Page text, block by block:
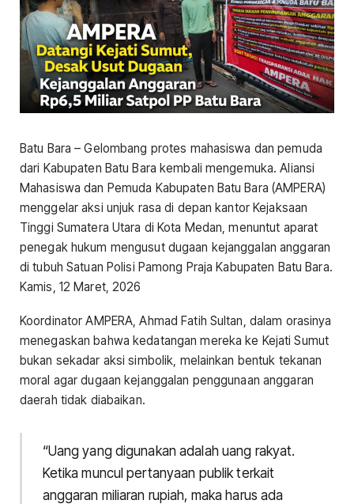
Batu Bara – Gelombang protes mahasiswa dan pemuda
dari Kabupaten Batu Bara kembali mengemuka. Aliansi
Mahasiswa dan Pemuda Kabupaten Batu Bara (AMPERA)
menggelar aksi unjuk rasa di depan kantor Kejaksaan
Tinggi Sumatera Utara di Kota Medan, menuntut aparat
penegak hukum mengusut dugaan kejanggalan anggaran
di tubuh Satuan Polisi Pamong Praja Kabupaten Batu Bara.
Kamis, 12 Maret, 2026
Koordinator AMPERA, Ahmad Fatih Sultan, dalam orasinya
menegaskan bahwa kedatangan mereka ke Kejati Sumut
bukan sekadar aksi simbolik, melainkan bentuk tekanan
moral agar dugaan kejanggalan penggunaan anggaran
daerah tidak diabaikan.
“Uang yang digunakan adalah uang rakyat.
Ketika muncul pertanyaan publik terkait
anggaran miliaran rupiah, maka harus ada